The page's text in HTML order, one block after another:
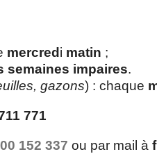
mercred i matin ;
semaines impaires.
gazons) : chaque
771
152 337 ou par mail à